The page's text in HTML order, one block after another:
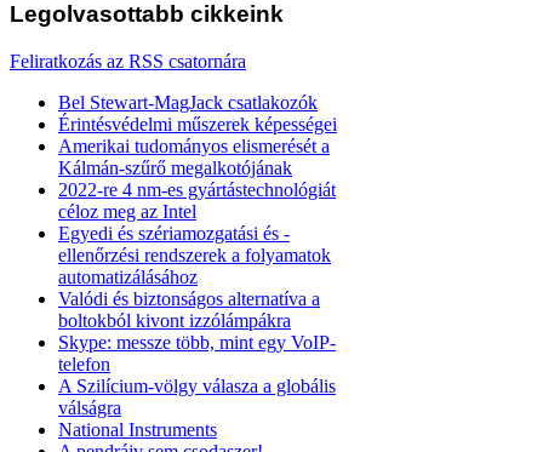
Legolvasottabb cikkeink
Feliratkozás az RSS csatornára
Bel Stewart-MagJack csatlakozók
Érintésvédelmi műszerek képességei
Amerikai tudományos elismerését a
Kálmán-szűrő megalkotójának
2022-re 4 nm-es gyártástechnológiát
céloz meg az Intel
Egyedi és szériamozgatási és -
ellenőrzési rendszerek a folyamatok
automatizálásához
Valódi és biztonságos alternatíva a
boltokból kivont izzólámpákra
Skype: messze több, mint egy VoIP-
telefon
A Szilícium-völgy válasza a globális
válságra
National Instruments